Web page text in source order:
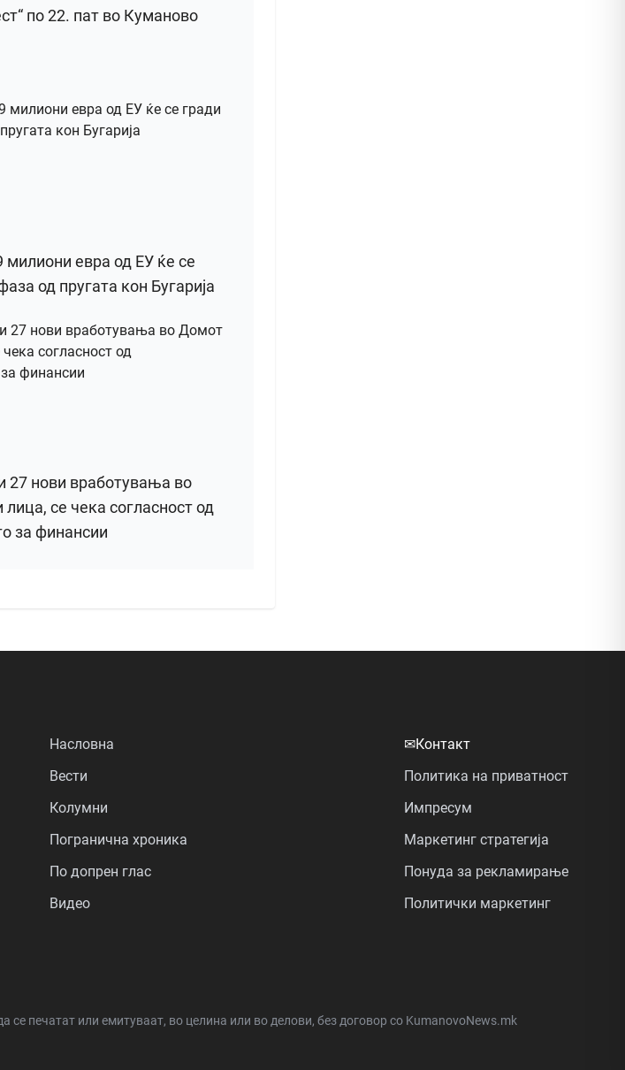
по 22. пат во Куманово
милиони евра од ЕУ ќе се
од пругата кон Бугарија
27 нови вработувања во
се чека согласност од
за финансии
Насловна
Вести
Колумни
Погранична хроника
По допрен глас
Видео
✉Контакт
Политика на приватност
Импресум
Маркетинг стратегија
Понуда за рекламирање
Политички маркетинг
се печатат или емитуваат, во целина или во делови, без договор со KumanovoNews.mk